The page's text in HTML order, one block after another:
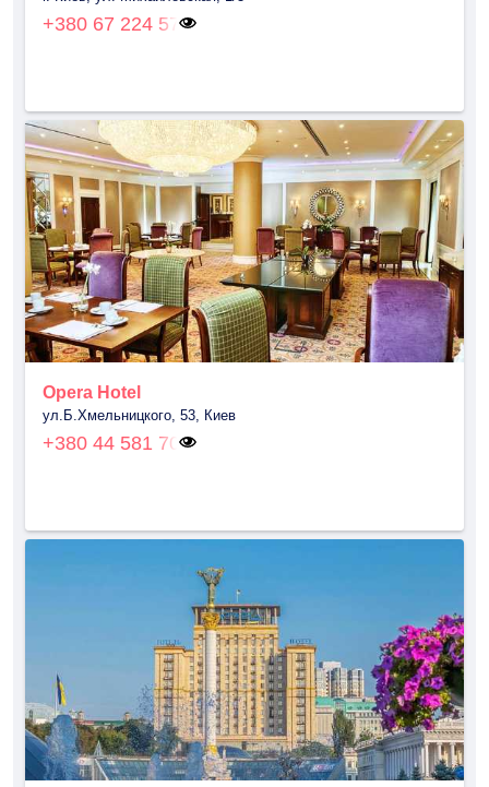
+380 67 224 57
Opera Hotel
ул.Б.Хмельницкого, 53, Киев
+380 44 581 70